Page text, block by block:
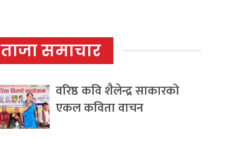
ताजा समाचार
वरिष्ठ कवि शैलेन्द्र साकारको
एकल कविता वाचन